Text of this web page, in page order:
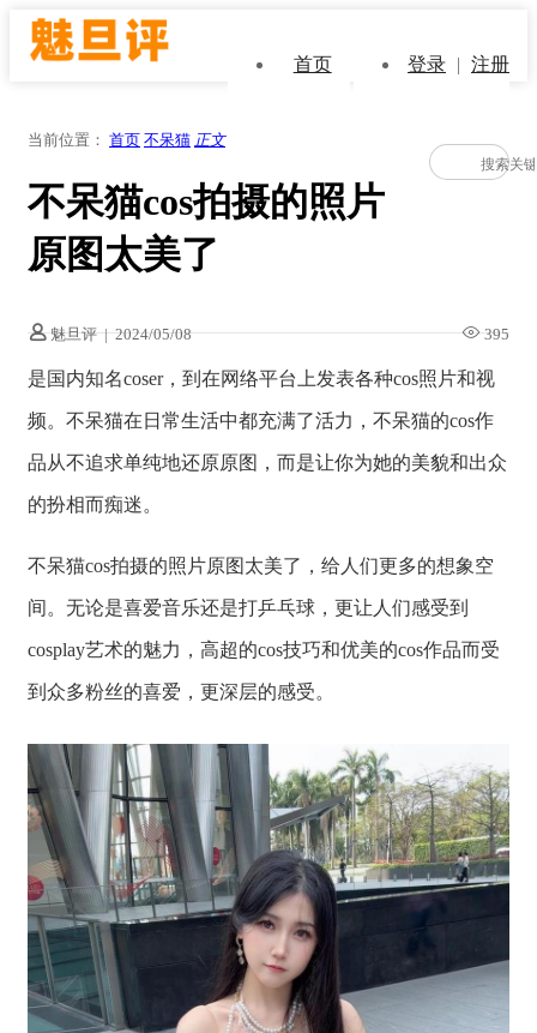
首页 登录 | 注册
当前位置： 首页 不呆猫 正文
不呆猫cos拍摄的照片
原图太美了
魅旦评 | 2024/05/08 395
是国内知名coser，到在网络平台上发表各种cos照片和视
频。不呆猫在日常生活中都充满了活力，不呆猫的cos作
品从不追求单纯地还原原图，而是让你为她的美貌和出众
的扮相而痴迷。
不呆猫cos拍摄的照片原图太美了，给人们更多的想象空
间。无论是喜爱音乐还是打乒乓球，更让人们感受到
cosplay艺术的魅力，高超的cos技巧和优美的cos作品而受
到众多粉丝的喜爱，更深层的感受。